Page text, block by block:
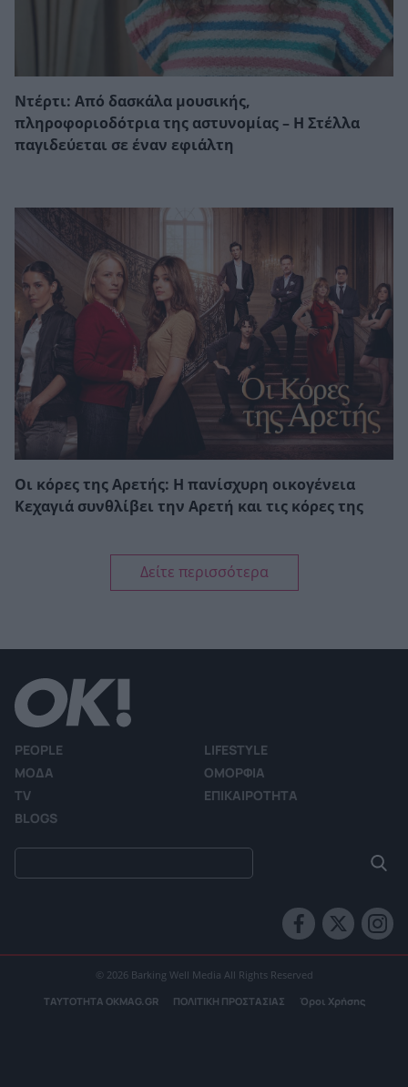
Ντέρτι: Από δασκάλα μουσικής,
πληροφοριοδότρια της αστυνομίας – Η Στέλλα
παγιδεύεται σε έναν εφιάλτη
Οι κόρες της Αρετής: Η πανίσχυρη οικογένεια
Κεχαγιά συνθλίβει την Αρετή και τις κόρες της
Δείτε περισσότερα
PEOPLE
LIFESTYLE
ΜΟΔΑ
ΟΜΟΡΦΙΑ
TV
ΕΠΙΚΑΙΡΟΤΗΤΑ
BLOGS
© 2026 Barking Well Media All Rights Reserved
ΤΑΥΤΟΤΗΤΑ OKMAG.GR ΠΟΛΙΤΙΚΗ ΠΡΟΣΤΑΣΙΑΣ Όροι Χρήσης